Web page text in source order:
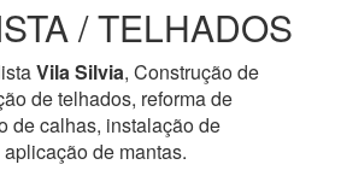
/ TELHADOS
Vila Silvia, Construção de
de telhados, reforma de
de calhas, instalação de
de mantas.